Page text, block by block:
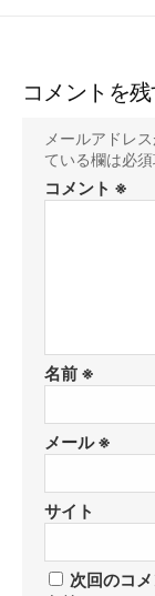
コメントを
メールアドレ
ている欄は必
コメント ※
名前 ※
メール※
サイト
次回のコ